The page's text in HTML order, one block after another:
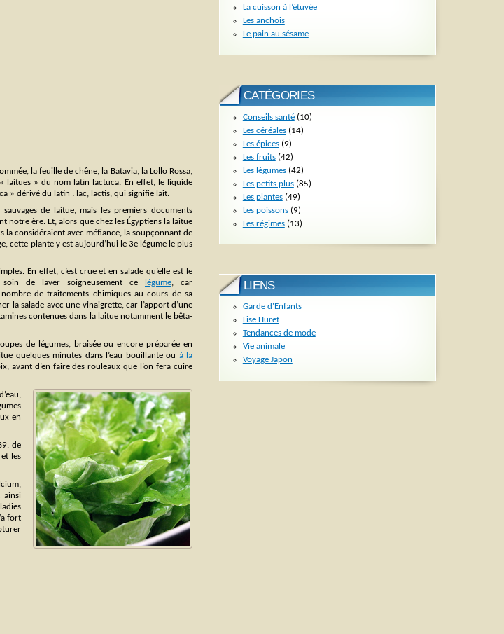
la feuille de chêne, la Batavia, la Lollo Rossa,
laitues » du nom latin lactuca. En effet, le liquide
» dérivé du latin : lac, lactis, qui signifie lait.
de laitue, mais les premiers documents
ère. Et, alors que chez les Égyptiens la laitue
la considéraient avec méfiance, la soupçonnant de
cette plante y est aujourd’hui le 3e légume le plus
En effet, c’est crue et en salade qu’elle est le
de laver soigneusement ce
légume, car
de traitements chimiques au cours de sa
la salade avec une vinaigrette, car l’apport d’une
contenues dans la laitue notamment le bêta-
de légumes, braisée ou encore préparée en
quelques minutes dans l’eau bouillante ou à la
avant d’en faire des rouleaux que l’on fera cuire
en
de
les
ainsi
fort
La cuisson à l’étuvée
Les anchois
Le pain au sésame
CATÉGORIES
Conseils santé(10)
Les céréales(14)
Les épices(9)
Les fruits(42)
Les légumes(42)
Les petits plus(85)
Les plantes(49)
Les poissons(9)
Les régimes(13)
LIENS
Garde d'Enfants
Lise Huret
Tendances de mode
Vie animale
Voyage Japon